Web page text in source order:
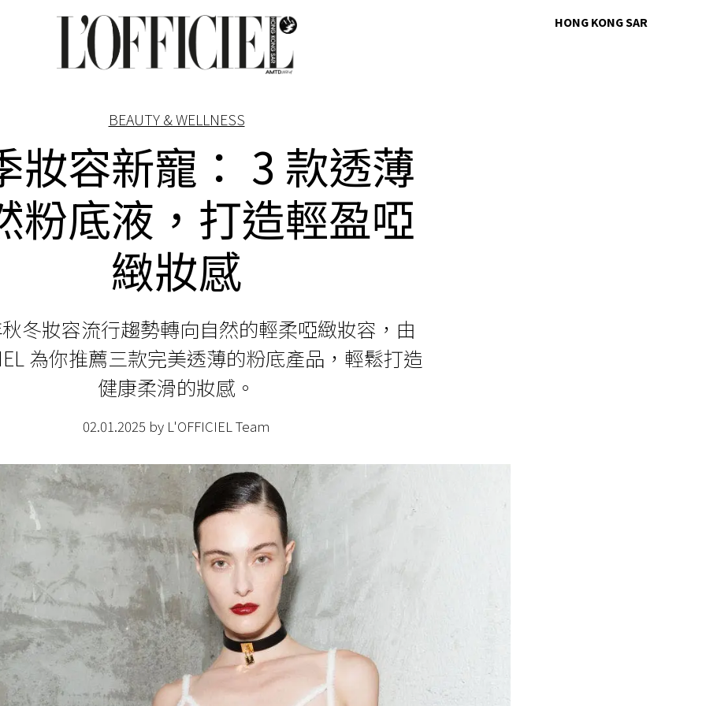
HONG KONG SAR
BEAUTY & WELLNESS
妝容新寵： 3 款透薄
粉底液，打造輕盈啞
緻妝感
冬妝容流行趨勢轉向自然的輕柔啞緻妝容，由
為你推薦三款完美透薄的粉底產品，輕鬆打造
健康柔滑的妝感。
02.01.2025 by L'OFFICIEL Team